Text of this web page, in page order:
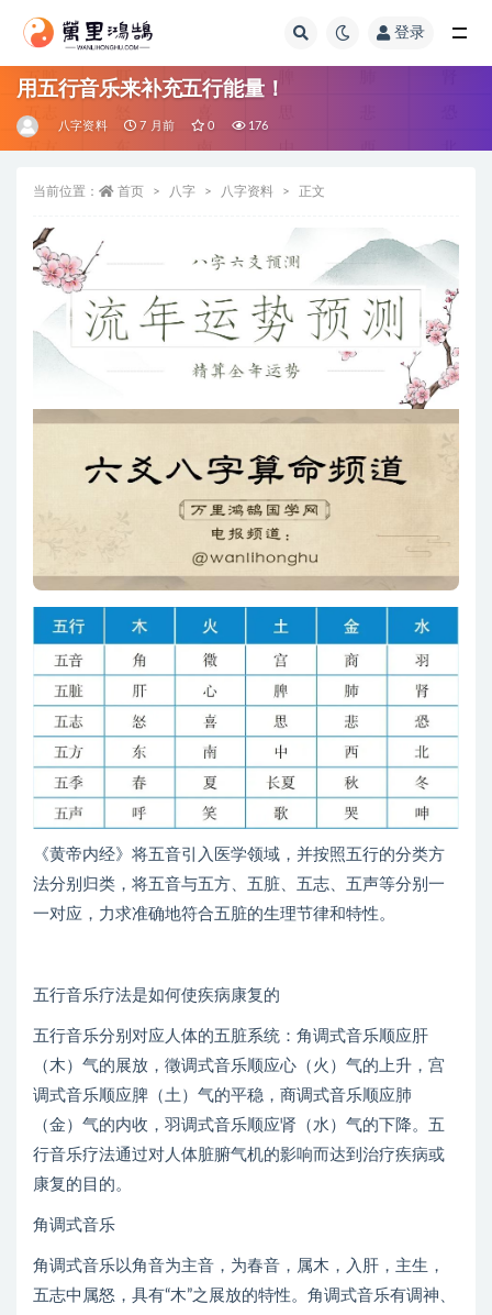
登录
用五行音乐来补充五行能量！
八字资料 7 月前 0 176
当前位置： 首页 八字 八字资料 正文
《黄帝内经》将五音引入医学领域，并按照五行的分类方
法分别归类，将五音与五方、五脏、五志、五声等分别一
一对应，力求准确地符合五脏的生理节律和特性。
五行音乐疗法是如何使疾病康复的
五行音乐分别对应人体的五脏系统：角调式音乐顺应肝
（木）气的展放，徵调式音乐顺应心（火）气的上升，宫
调式音乐顺应脾（土）气的平稳，商调式音乐顺应肺
（金）气的内收，羽调式音乐顺应肾（水）气的下降。五
行音乐疗法通过对人体脏腑气机的影响而达到治疗疾病或
康复的目的。
角调式音乐
角调式音乐以角音为主音，为春音，属木，入肝，主生，
五志中属怒，具有“木”之展放的特性。角调式音乐有调神、